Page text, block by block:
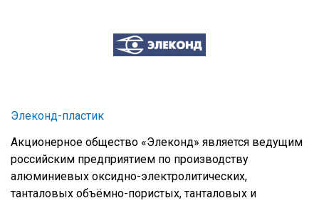
Элеконд-пластик
Акционерное общество «Элеконд» является ведущим
российским предприятием по производству
алюминиевых оксидно-электролитических,
танталовых объёмно-пористых, танталовых и